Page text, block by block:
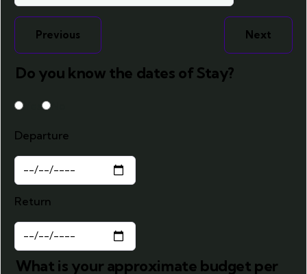
Previous Next
Do you know the dates of Stay?
Departure
Return
What is your approximate budget per